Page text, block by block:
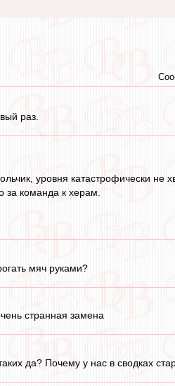
раз.
уровня катастрофически не
за команда к херам.
мяч руками?
странная замена
да? Почему у нас в сводках